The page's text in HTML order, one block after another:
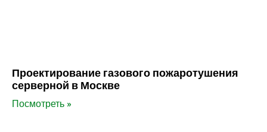
Проектирование газового пожаротушения
серверной в Москве
Посмотреть »